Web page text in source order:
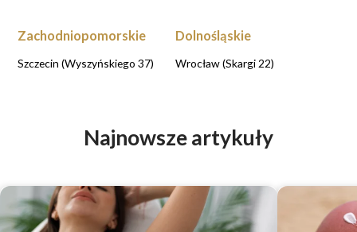
Zachodniopomorskie
Szczecin (Wyszyńskiego 37)
Dolnośląskie
Wrocław (Skargi 22)
Najnowsze artykuły